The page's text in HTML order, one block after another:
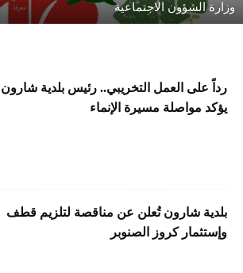
وزارة الشؤون الاجتماعية
رداً على العمل التخريبي.. رئيس بلدية شارون
يؤكد مواصلة مسيرة الإنماء
بلدية شارون تُعلن عن مناقصة لتلزيم قطف
وإستثمار كروز الصنوبر